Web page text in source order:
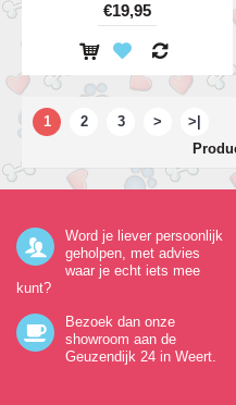
€19,95
1 2 3 >
>|
Word je liever persoonlijk
geholpen, met advies
waar je echt iets mee
kunt?
Bezoek dan onze
showroom aan de
Geuzendijk 24 in Weert.